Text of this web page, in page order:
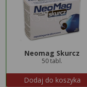
Neomag Skurcz
50 tabl.
Dodaj do koszyka